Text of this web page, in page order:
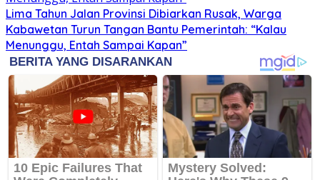
Lima Tahun Jalan Provinsi Dibiarkan Rusak, Warga
Kabawetan Turun Tangan Bantu Pemerintah: “Kalau
Menunggu, Entah Sampai Kapan”